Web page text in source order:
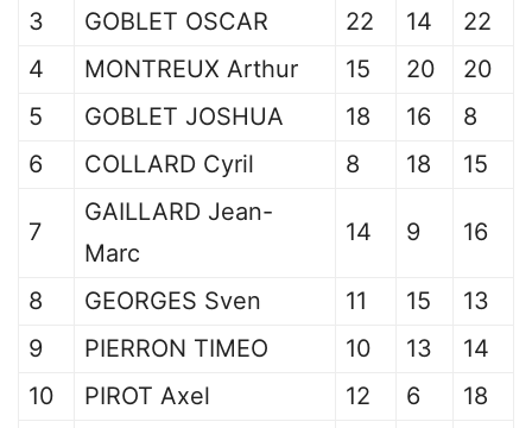
3
GOBLET OSCAR 22 14
22
4
MONTREUX Arthur 15 20
20
5
GOBLET JOSHUA 18 16
8
6
COLLARD Cyril 8 18 15
7
GAILLARD Jean-
Marc
14 9 16
8 GEORGES Sven 11 15
13
9
PIERRON TIMEO 10 13
14
10
PIROT Axel 12 6
18